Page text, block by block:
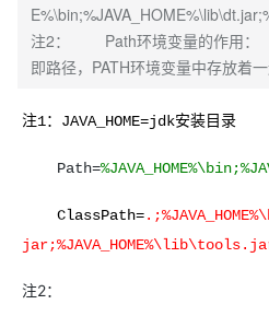
注2： Path环境变
即路径，PATH环境变量中存放着一
注1：JAVA_HOME=jdk安装目录
Path=%JAVA_HOME%\bin;%
ClassPath=.;%JAVA_HOME
jar;%JAVA_HOME
注2：